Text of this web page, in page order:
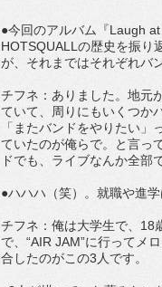
●今回のアルバム『Laugh
HOTSQUALLの歴史を振り
が、それまではそれぞれバ
チフネ：ありました。地元
ていて、周りにもいくつか
「またバンドをやりたい
ていたのが俺らで。と言っ
ドでも、ライブなんか全部
●ハハハ（笑）。就職や進学
チフネ：俺は大学生で、18
で、“AIR JAM”に行ってメ
合したのがこの3人です。